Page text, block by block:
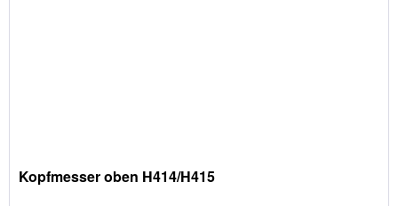
Kopfmesser oben H414/H415